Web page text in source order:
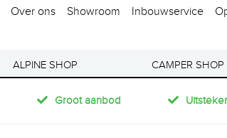
Over ons Showroom Inbouwservice
ALPINE SHOP CAMPER SHOP
Groot aanbod